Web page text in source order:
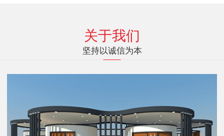
关于我们
坚持以诚信为本